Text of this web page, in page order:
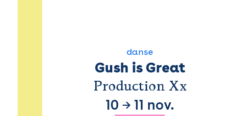
danse
Gush is Great
Production Xx
10 → 11 nov.